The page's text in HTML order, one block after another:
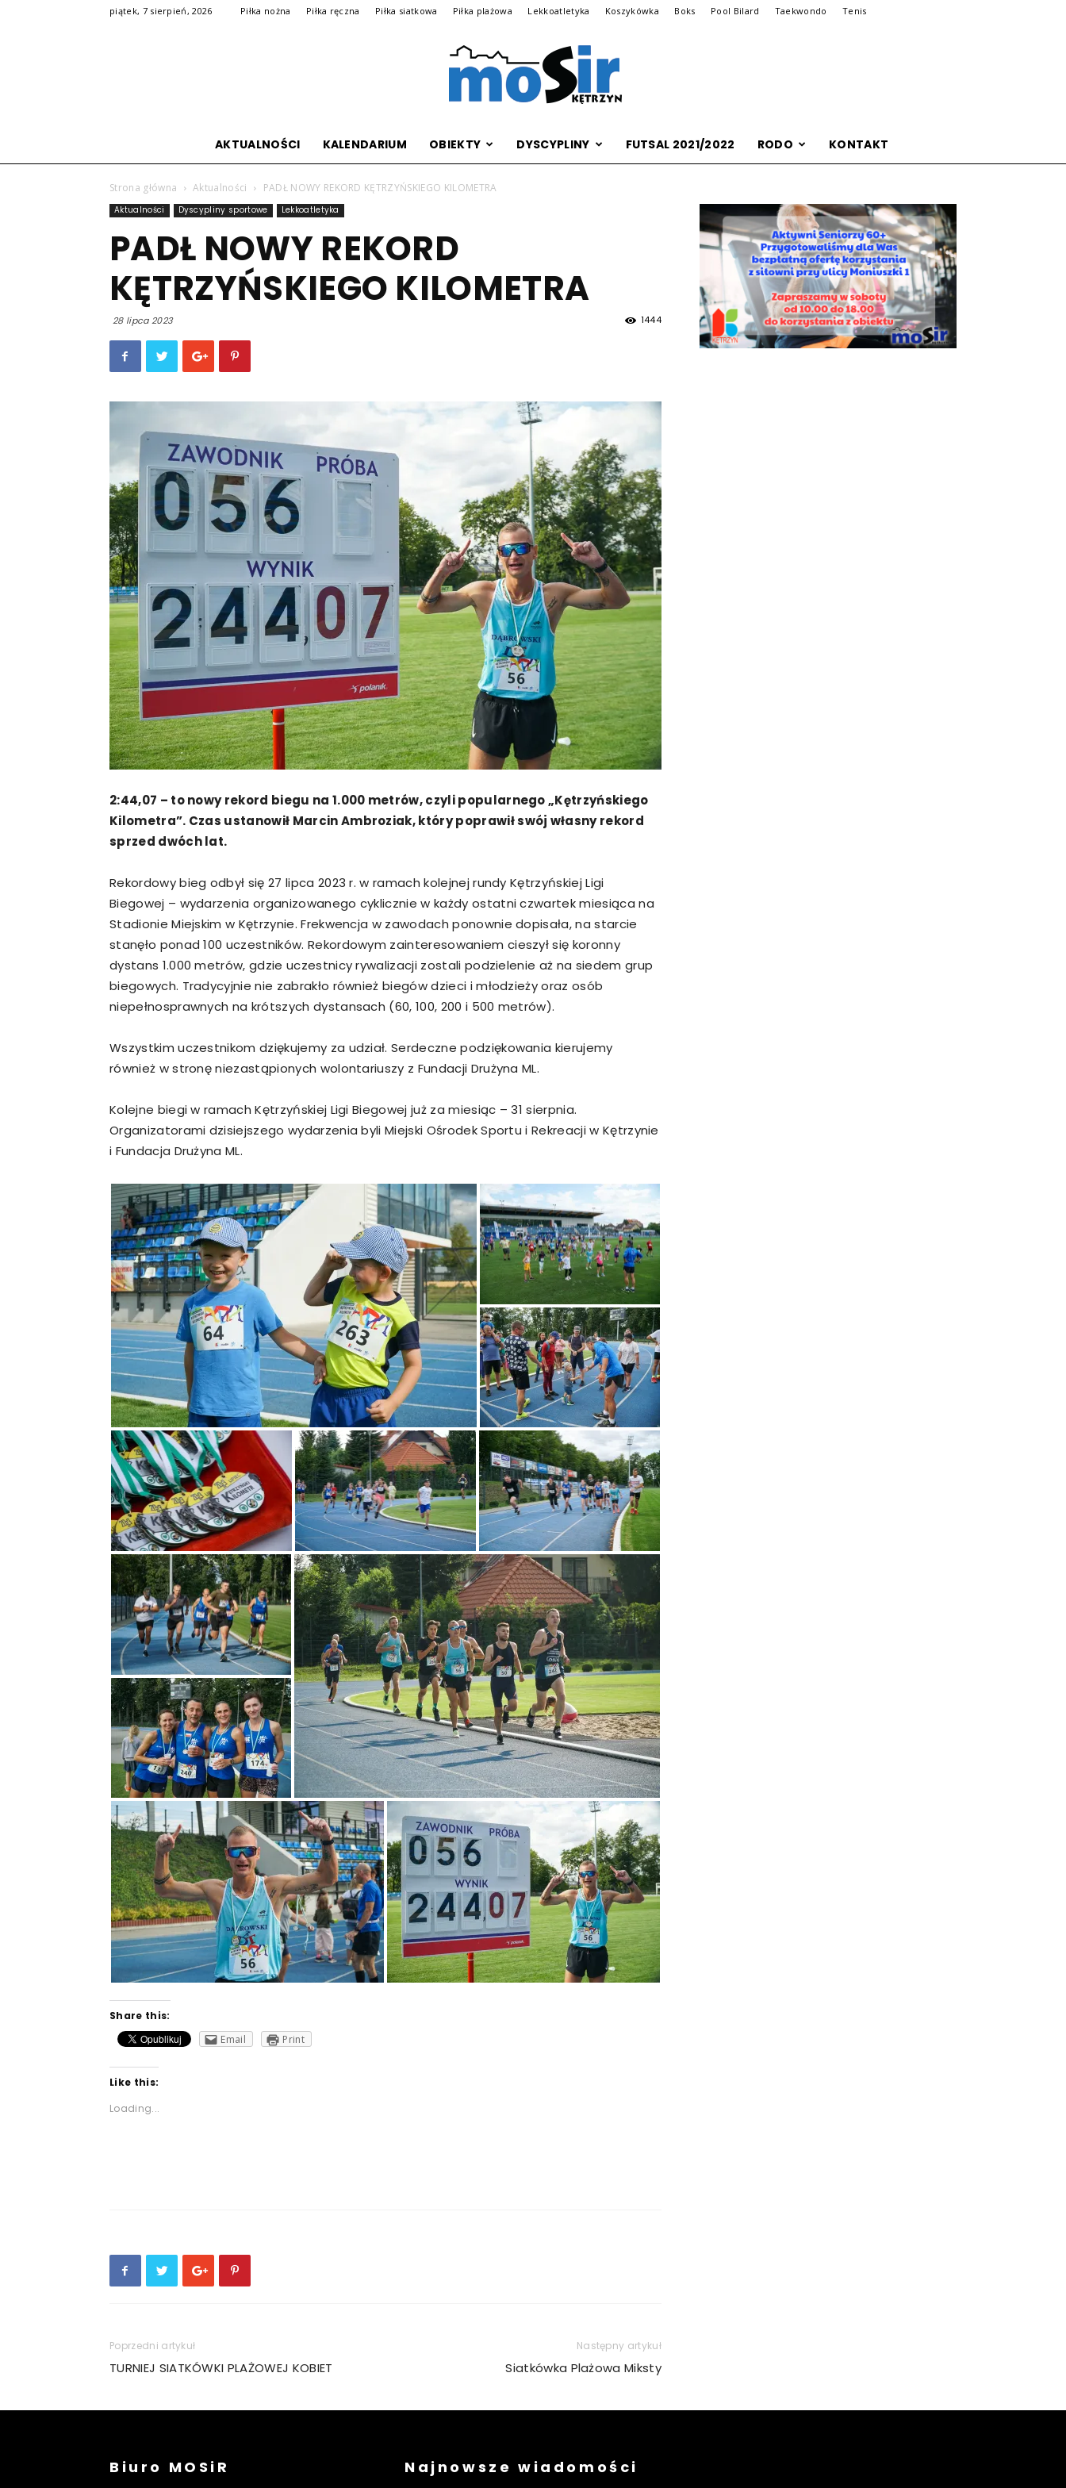
piątek, 7 sierpień, 2026 Piłka nożna Piłka ręczna Piłka siatkowa Piłka plażowa Lekkoatletyka Koszykówka Boks Pool Bilard Taekwondo Tenis
Archiwalna
MOSiR
Kętrzyn
AKTUALNOŚCI KALENDARIUM OBIEKTY DYSCYPLINY FUTSAL 2021/2022 RODO KONTAKT
Strona główna Aktualności PADŁ NOWY REKORD KĘTRZYŃSKIEGO KILOMETRA
Aktualności Dyscypliny sportowe Lekkoatletyka
PADŁ NOWY REKORD
KĘTRZYŃSKIEGO KILOMETRA
28 lipca 2023 1444
2:44,07 – to nowy rekord biegu na 1.000 metrów, czyli popularnego „Kętrzyńskiego
Kilometra”. Czas ustanowił Marcin Ambroziak, który poprawił swój własny rekord
sprzed dwóch lat.
Rekordowy bieg odbył się 27 lipca 2023 r. w ramach kolejnej rundy Kętrzyńskiej Ligi
Biegowej – wydarzenia organizowanego cyklicznie w każdy ostatni czwartek miesiąca na
Stadionie Miejskim w Kętrzynie. Frekwencja w zawodach ponownie dopisała, na starcie
stanęło ponad 100 uczestników. Rekordowym zainteresowaniem cieszył się koronny
dystans 1.000 metrów, gdzie uczestnicy rywalizacji zostali podzielenie aż na siedem grup
biegowych. Tradycyjnie nie zabrakło również biegów dzieci i młodzieży oraz osób
niepełnosprawnych na krótszych dystansach (60, 100, 200 i 500 metrów).
Wszystkim uczestnikom dziękujemy za udział. Serdeczne podziękowania kierujemy
również w stronę niezastąpionych wolontariuszy z Fundacji Drużyna ML.
Kolejne biegi w ramach Kętrzyńskiej Ligi Biegowej już za miesiąc – 31 sierpnia.
Organizatorami dzisiejszego wydarzenia byli Miejski Ośrodek Sportu i Rekreacji w Kętrzynie
i Fundacja Drużyna ML.
Share this:
Email
Print
Like this:
Loading...
Poprzedni artykuł
TURNIEJ SIATKÓWKI PLAŻOWEJ KOBIET
Następny artykuł
Siatkówka Plażowa Miksty
Biuro MOSiR Najnowsze wiadomości